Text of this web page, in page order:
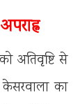
अतिवृष्टि से
का